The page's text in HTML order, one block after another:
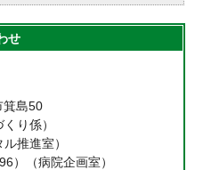
せ
島50
り係）
推進室）
）（病院企画室）